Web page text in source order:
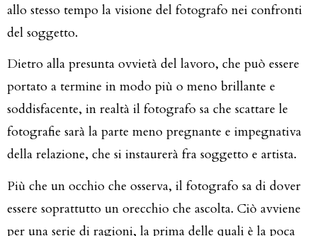
allo stesso tempo la visione del fotografo nei confronti
del soggetto.
Dietro alla presunta ovvietà del lavoro, che può essere
portato a termine in modo più o meno brillante e
soddisfacente, in realtà il fotografo sa che scattare le
fotografie sarà la parte meno pregnante e impegnativa
della relazione, che si instaurerà fra soggetto e artista.
Più che un occhio che osserva, il fotografo sa di dover
essere soprattutto un orecchio che ascolta. Ciò avviene
per una serie di ragioni, la prima delle quali è la poca